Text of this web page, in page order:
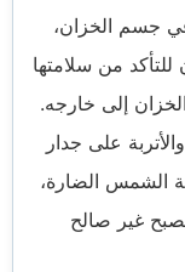
جسم الخزان،
من سلامتها
إلى خارجه.
على جدار
الشمس الضارة،
غير صالح